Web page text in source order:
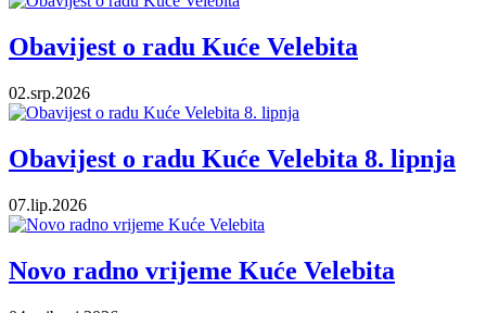
Obavijest o radu Kuće Velebita
02.srp.2026
Obavijest o radu Kuće Velebita 8. lipnja
07.lip.2026
Novo radno vrijeme Kuće Velebita